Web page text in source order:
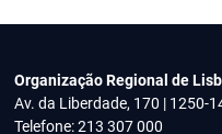
Organização Regional de
Av. da Liberdade, 170 | 1250-
Telefone: 213 307 000